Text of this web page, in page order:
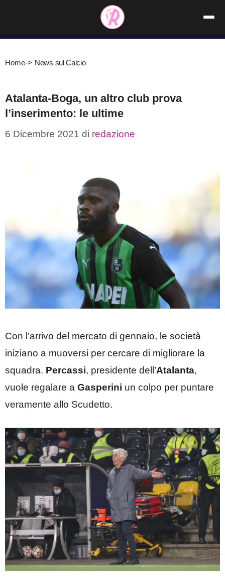
contenuto
Home-> News sul Calcio
Atalanta-Boga, un altro club prova
l’inserimento: le ultime
6 Dicembre 2021 di redazione
Con l’arrivo del mercato di gennaio, le società
iniziano a muoversi per cercare di migliorare la
squadra. Percassi, presidente dell’Atalanta,
vuole regalare a Gasperini un colpo per puntare
veramente allo Scudetto.